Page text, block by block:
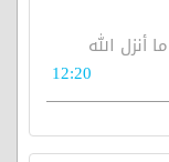
ما أنزل الله
12:20